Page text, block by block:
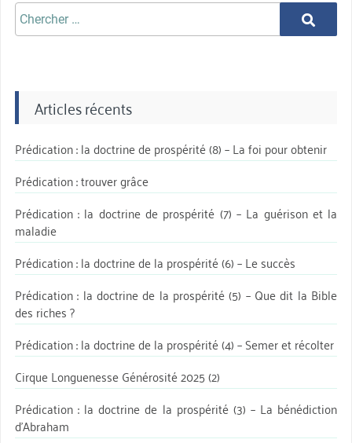
Chercher
aprè:
Chercher
Articles récents
Prédication : la doctrine de prospérité (8) – La foi pour obtenir
Prédication : trouver grâce
Prédication : la doctrine de prospérité (7) – La guérison et la
maladie
Prédication : la doctrine de la prospérité (6) – Le succès
Prédication : la doctrine de la prospérité (5) – Que dit la Bible
des riches ?
Prédication : la doctrine de la prospérité (4) – Semer et récolter
Cirque Longuenesse Générosité 2025 (2)
Prédication : la doctrine de la prospérité (3) – La bénédiction
d’Abraham